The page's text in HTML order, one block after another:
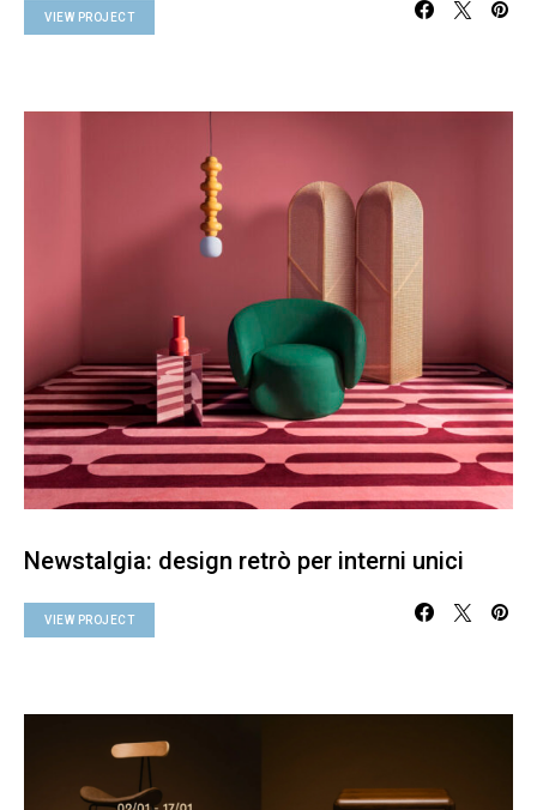
VIEW PROJECT
Newstalgia: design retrò per interni unici
VIEW PROJECT